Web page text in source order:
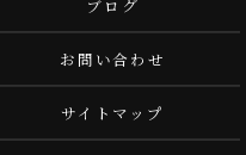
ブログ
お問い合わせ
サイトマップ